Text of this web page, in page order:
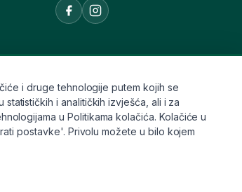
i druge tehnologije putem kojih se
i analitičkih izvješća, ali i za
u Politikama kolačića. Kolačiće u
postavke'. Privolu možete u bilo kojem